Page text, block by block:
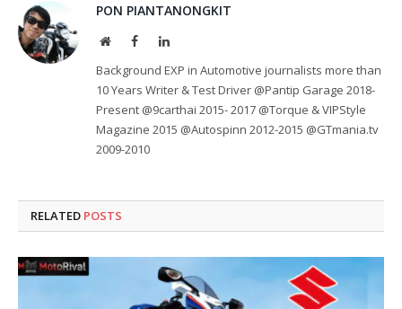
PON PIANTANONGKIT
WebsiteFacebookLinkedIn
Background EXP in Automotive journalists more than
10 Years Writer & Test Driver @Pantip Garage 2018-
Present @9carthai 2015- 2017 @Torque & VIPStyle
Magazine 2015 @Autospinn 2012-2015 @GTmania.tv
2009-2010
RELATED POSTS